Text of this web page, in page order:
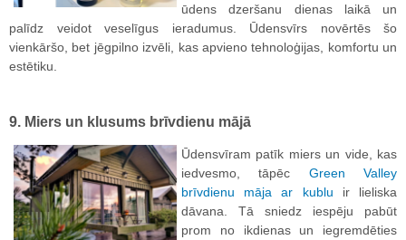
ūdens dzeršanu dienas laikā un
palīdz veidot veselīgus ieradumus. Ūdensvīrs novērtēs šo
vienkāršo, bet jēgpilno izvēli, kas apvieno tehnoloģijas, komfortu un
estētiku.
9. Miers un klusums brīvdienu mājā
Ūdensvīram patīk miers un vide, kas
iedvesmo, tāpēc Green Valley
brīvdienu māja ar kublu ir lieliska
dāvana. Tā sniedz iespēju pabūt
prom no ikdienas un iegremdēties